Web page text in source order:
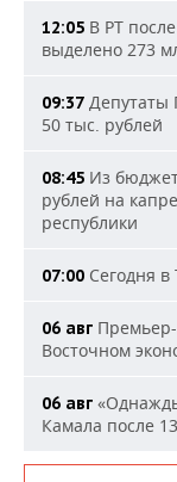
12:05 В РТ
выделено 273
09:37 Депутаты
50 тыс. рублей
08:45 Из
рублей на
республики
07:00 Сегодня в
06 авг
Восточном
06 авг
Камала после